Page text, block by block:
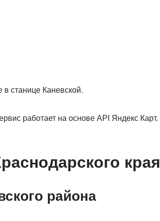
станице Каневской.
работает на основе API Яндекс Карт.
края
района